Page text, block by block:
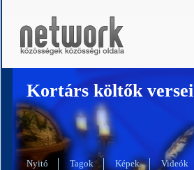
Kortárs költők versei
Nyitó Tagok Képek Videók